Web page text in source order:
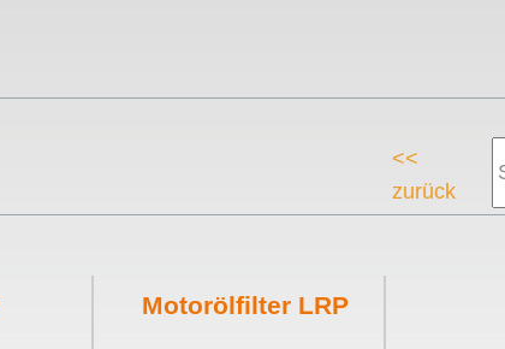
<<
zurück
Motorölfilter LRP